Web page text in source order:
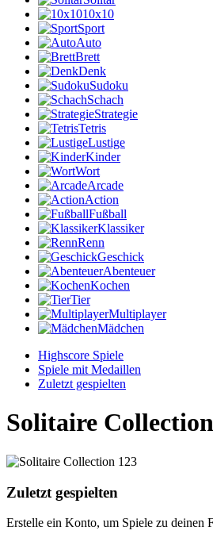
10x10
Sport
Auto
Brett
Denk
Sudoku
Schach
Strategie
Tetris
Lustige
Kinder
Wort
Arcade
Action
Fußball
Klassiker
Renn
Geschick
Abenteuer
Kochen
Tier
Multiplayer
Mädchen
Highscore Spiele
Spiele mit Medaillen
Zuletzt gespielten
Solitaire Collection
Zuletzt gespielten
Erstelle ein Konto, um Spiele zu deinen